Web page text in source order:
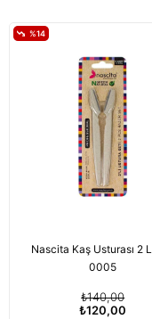
Nascita Kaş Usturası 2
0005
₺120,00
₺140,00
%14